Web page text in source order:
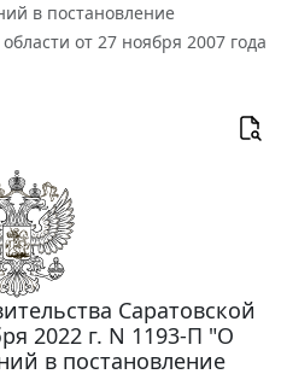
в постановление
от 27 ноября 2007 года
Саратовской
2022 г. N 1193-П "О
в постановление